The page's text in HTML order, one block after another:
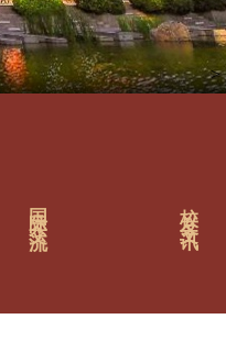
>
国际交流 校友文讯